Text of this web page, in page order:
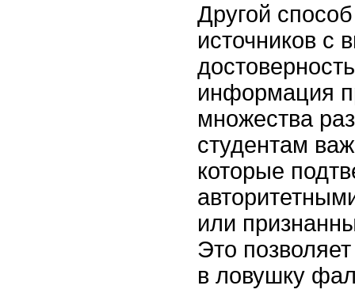
Другой
источников с
информация
множества
студентам
которые
или
Это
в ловушку